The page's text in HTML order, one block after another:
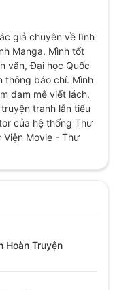
giả chuyên về lĩnh
Manga. Mình tốt
văn, Đại học Quốc
thông báo chí. Mình
đam mê viết lách.
tranh lẫn tiểu
của hệ thống Thư
Viện Movie - Thư
Hoàn Truyện